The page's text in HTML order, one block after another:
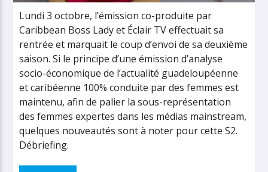
Lundi 3 octobre, l’émission co-produite par
Caribbean Boss Lady et Éclair TV effectuait sa
rentrée et marquait le coup d’envoi de sa deuxième
saison. Si le principe d’une émission d’analyse
socio-économique de l’actualité guadeloupéenne
et caribéenne 100% conduite par des femmes est
maintenu, afin de palier la sous-représentation
des femmes expertes dans les médias mainstream,
quelques nouveautés sont à noter pour cette S2.
Débriefing.